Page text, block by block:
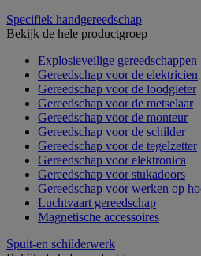
Specifiek handgereedschap
Bekijk de hele productgroep
Explosieveilige gereedschappen
Gereedschap voor de elektricien
Gereedschap voor de loodgieter
Gereedschap voor de metselaar
Gereedschap voor de monteur
Gereedschap voor de schilder
Gereedschap voor de tegelzetter
Gereedschap voor elektronica
Gereedschap voor stukadoors
Gereedschap voor werken op
Luchtvaart gereedschap
Magnetische accessoires
Spuit-en schilderwerk